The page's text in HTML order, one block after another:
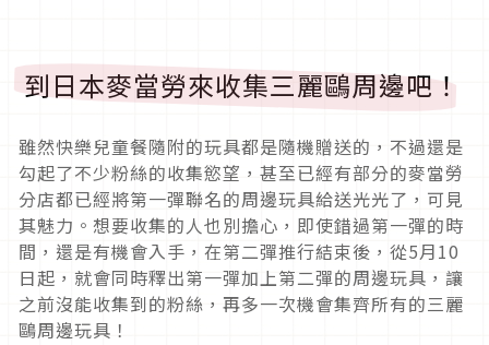
到日本麥當勞來收集三麗鷗周邊吧！
雖然快樂兒童餐隨附的玩具都是隨機贈送的，不過還是
勾起了不少粉絲的收集慾望，甚至已經有部分的麥當勞
分店都已經將第一彈聯名的周邊玩具給送光光了，可見
其魅力。想要收集的人也別擔心，即使錯過第一彈的時
間，還是有機會入手，在第二彈推行結束後，從5月10
日起，就會同時釋出第一彈加上第二彈的周邊玩具，讓
之前沒能收集到的粉絲，再多一次機會集齊所有的三麗
鷗周邊玩具！